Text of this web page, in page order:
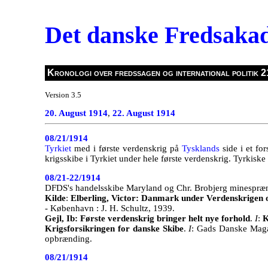
Det danske
Kronologi over fredssagen og international politik
Version 3.5
20. August 1914, 22. August 1914
08/21/1914
Tyrkiet med i første verdenskrig på Tysklands side i et
krigsskibe i Tyrkiet under hele første verdenskrig.
08/21-22/1914
DFDS's handelsskibe Maryland og Chr. Brobjerg
Kilde: Elberling, Victor: Danmark under Verdenskrigen
- København : J. H. Schultz, 1939.
Gejl, Ib: Første verdenskrig bringer helt nye forhold. I:
Krigsforsikringen for danske Skibe. I: Gads Danske
opbrænding.
08/21/1914